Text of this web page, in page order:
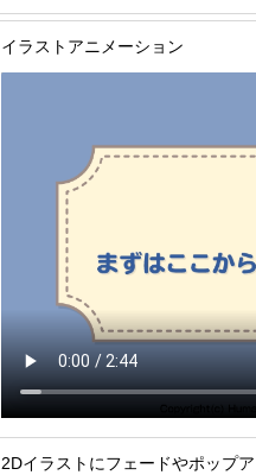
イラストアニメーション
2Dイラストにフェードやポップ